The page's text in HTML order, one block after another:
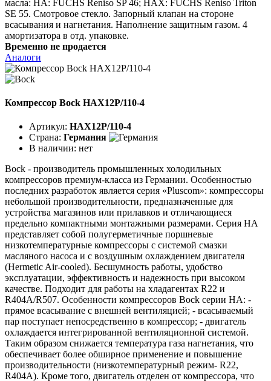
масла: HA: FUCHS Reniso SP 46; HAX: FUCHS Reniso Triton
SE 55. Смотровое стекло. Запорный клапан на стороне
всасывания и нагнетания. Наполнение защитным газом. 4
амортизатора в отд. упаковке.
Временно не продается
Аналоги
Компрессор Bock HAX12P/110-4
Артикул: HAX12P/110-4
Страна: Германия
В наличии: нет
Bock - производитель промышленных холодильных
компрессоров премиум-класса из Германии. Особенностью
последних разработок является серия «Pluscom»: компрессоры
небольшой производительности, предназначенные для
устройства магазинов или прилавков и отличающиеся
предельно компактными монтажными размерами. Серия HA
представляет собой полугерметичные поршневые
низкотемпературные компрессоры с системой смазки
масляного насоса и с воздушным охлаждением двигателя
(Hermetic Air-cooled). Бесшумность работы, удобство
эксплуатации, эффективность и надежность при высоком
качестве. Подходит для работы на хладагентах R22 и
R404A/R507. Особенности компрессоров Bock серии НА: -
прямое всасывание с внешней вентиляцией; - всасываемый
пар поступает непосредственно в компрессор; - двигатель
охлаждается интегрированной вентиляционной системой.
Таким образом снижается температура газа нагнетания, что
обеспечивает более обширное применение и повышение
производительности (низкотемпературный режим- R22,
R404A). Кроме того, двигатель отделен от компрессора, что